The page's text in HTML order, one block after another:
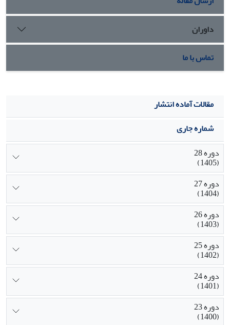
داوران
تماس با ما
مقالات آماده انتشار
شماره جاری
دوره 28
(1405)
دوره 27
(1404)
دوره 26
(1403)
دوره 25
(1402)
دوره 24
(1401)
دوره 23
(1400)